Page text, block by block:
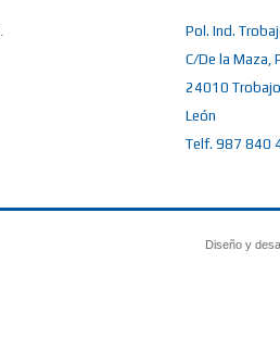
Pol. Ind.
C/De la Maza,
24010
León
Telf. 987 840
Diseño y